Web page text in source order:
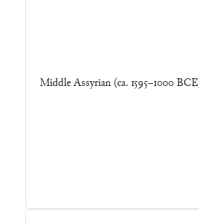
Middle Assyrian (ca. 1595–1000